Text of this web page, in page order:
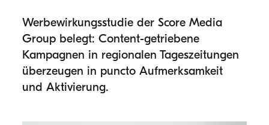
Werbewirkungsstudie der Score Media
Group belegt: Content-getriebene
Kampagnen in regionalen Tageszeitungen
überzeugen in puncto Aufmerksamkeit
und Aktivierung.